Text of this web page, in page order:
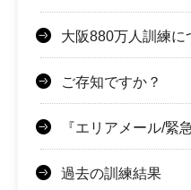
大阪880万人訓練に
ご存知ですか？
『エリアメール/緊
過去の訓練結果